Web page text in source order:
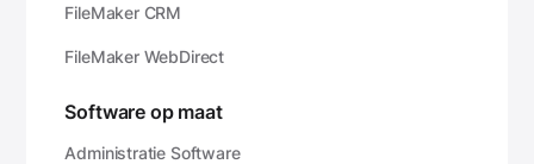
FileMaker CRM
FileMaker WebDirect
Software op maat
Administratie Software